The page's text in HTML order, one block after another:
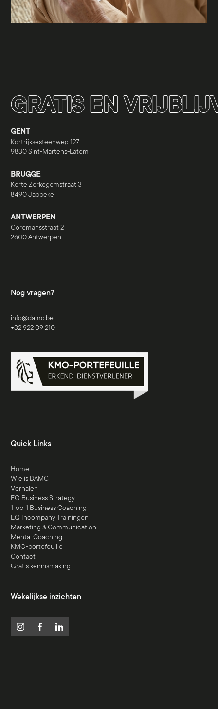
GRATIS EN
GENT
Kortrijksesteenweg 127
9830 Sint-Martens-Latem
BRUGGE
Korte Zerkegemstraat 3
8490 Jabbeke
ANTWERPEN
Coremansstraat 2
2600 Antwerpen
Nog vragen?
info@damc.be
+32 922 09 210
Quick Links
Home
Wie is DAMC
Verhalen
EQ Business Strategy
1-op-1 Business Coaching
EQ Incompany Trainingen
Marketing & Communication
Mental Coaching
KMO-portefeuille
Contact
Gratis kennismaking
Wekelijkse inzichten